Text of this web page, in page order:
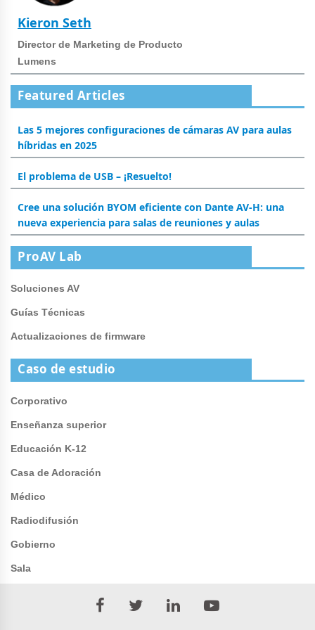
Kieron Seth
Director de Marketing de Producto
Lumens
Featured Articles
Las 5 mejores configuraciones de cámaras AV para aulas
híbridas en 2025
El problema de USB – ¡Resuelto!
Cree una solución BYOM eficiente con Dante AV-H: una
nueva experiencia para salas de reuniones y aulas
ProAV Lab
Soluciones AV
Guías Técnicas
Actualizaciones de firmware
Caso de estudio
Corporativo
Enseñanza superior
Educación K-12
Casa de Adoración
Médico
Radiodifusión
Gobierno
Sala